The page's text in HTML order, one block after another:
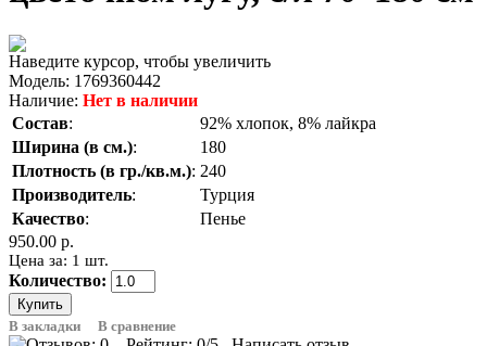
Наведите курсор, чтобы увеличить
Модель: 1769360442
Наличие: Нет в наличии
Состав:
92% хлопок, 8% лайкра
Ширина (в см.):
180
Плотность (в гр./кв.м.): 240
Производитель:
Турция
Качество:
Пенье
950.00 р.
Цена за: 1 шт.
Количество:
В закладки В сравнение